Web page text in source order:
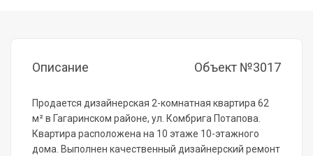
Описание Объект №3017
Продается дизайнерская 2-комнатная квартира 62
м² в Гагаринском районе, ул. Комбрига Потапова.
Квартира расположена на 10 этаже 10-этажного
дома. Выполнен качественный дизайнерский ремонт